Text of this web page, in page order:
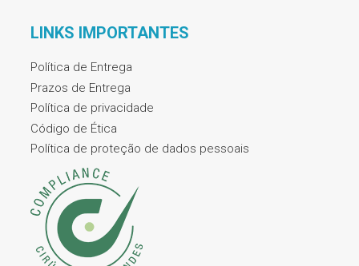
LINKS IMPORTANTES
Política de Entrega
Prazos de Entrega
Política de privacidade
Código de Ética
Política de proteção de dados pessoais